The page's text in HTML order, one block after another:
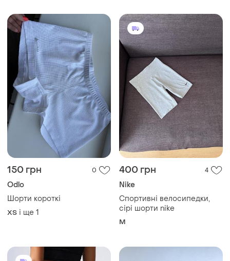
150 грн 0
Odlo
Шорти короткі
ХS і ще 1
400 грн 4
Nike
Спортивні велосипедки,
сірі шорти nike
M